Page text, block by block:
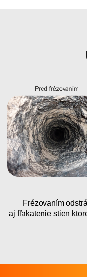
Frézovaním
aj fľakatenie stien